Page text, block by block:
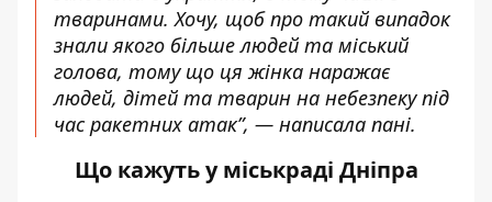
тваринами. Хочу, щоб про такий випадок
знали якого більше людей та міський
голова, тому що ця жінка наражає
людей, дітей та тварин на небезпеку під
час ракетних атак”, — написала пані.
Що кажуть у міськраді Дніпра